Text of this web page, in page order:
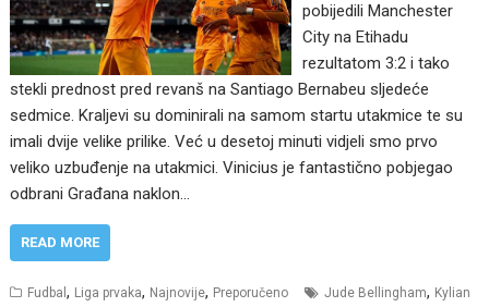
pobijedili Manchester
City na Etihadu
rezultatom 3:2 i tako
stekli prednost pred revanš na Santiago Bernabeu sljedeće
sedmice. Kraljevi su dominirali na samom startu utakmice te su
imali dvije velike prilike. Već u desetoj minuti vidjeli smo prvo
veliko uzbuđenje na utakmici. Vinicius je fantastično pobjegao
odbrani Građana naklon…
READ MORE
Fudbal, Liga prvaka, Najnovije, Preporučeno Jude Bellingham, Kylian